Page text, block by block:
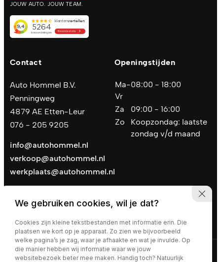
JOUW AUTO. JOUW TEAM.
Contact
Auto Hommel B.V.
Penningweg
4879 AE Etten-Leur
076 - 205 9205
info@autohommel.nl
verkoop@autohommel.nl
werkplaats@autohommel.nl
Openingstijden
Ma-
Vr
08:00 - 18:00
Za
09:00 - 16:00
Zo
Koopzondag: laatste
zondag v/d maand
Privacy policy | Algemene voorwaarden
We gebruiken cookies, wil je dat?
Cookies zijn kleine tekstbestanden met informatie erin. Die
plaatsen we kort op je apparaat. Zo zien we bijvoorbeeld
welke pagina’s je zag, waar je afhaakte en wat je invulde. Op
die manier hebben wij informatie waar we jouw
websitebezoek beter mee maken. Handig toch? Natuurlijk